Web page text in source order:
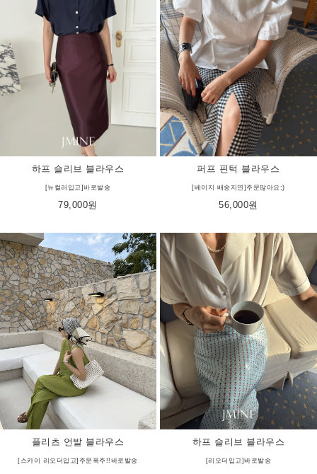
하프 슬리브 블라우스
[뉴컬러입고]바로발송
79,000원
퍼프 핀턱 블라우스
[베이지 배송지연]주문많아요:)
56,000원
플리츠 언발 블라우스
[스카이 리오더입고]주문폭주!!바로발송
하프 슬리브 블라우스
[리오더입고]바로발송